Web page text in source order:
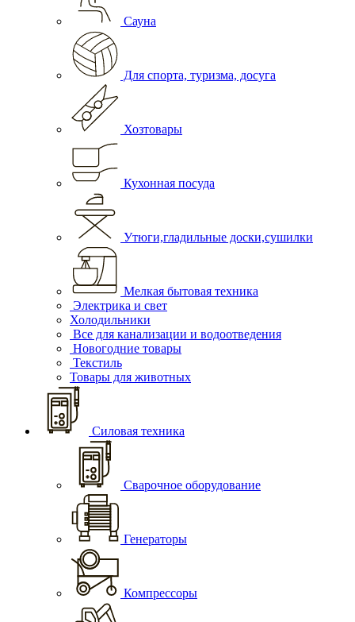
Сауна
Для спорта, туризма, досуга
Хозтовары
Кухонная посуда
Утюги,гладильные доски,сушилки
Мелкая бытовая техника
Электрика и свет
Холодильники
Все для канализации и водоотведения
Новогодние товары
Текстиль
Товары для животных
Силовая техника
Сварочное оборудование
Генераторы
Компрессоры